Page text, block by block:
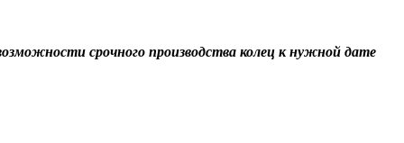
срочного производства колец к нужной дате